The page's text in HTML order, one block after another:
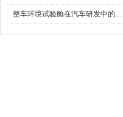
整车环境试验舱在汽车研发中的作用